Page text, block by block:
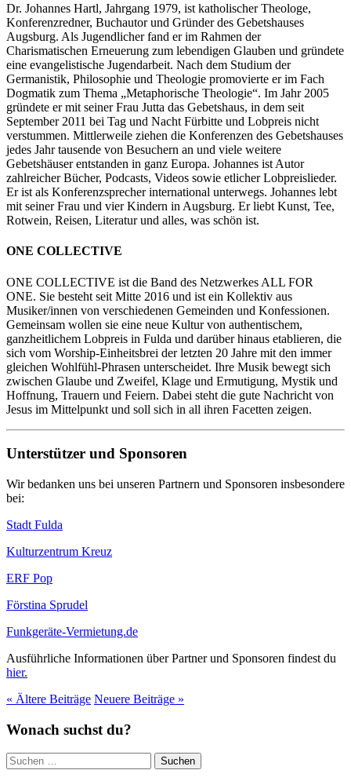
Dr. Johannes Hartl, Jahrgang 1979, ist katholischer Theologe,
Konferenzredner, Buchautor und Gründer des Gebetshauses
Augsburg. Als Jugendlicher fand er im Rahmen der
Charismatischen Erneuerung zum lebendigen Glauben und gründete
eine evangelistische Jugendarbeit. Nach dem Studium der
Germanistik, Philosophie und Theologie promovierte er im Fach
Dogmatik zum Thema „Metaphorische Theologie“. Im Jahr 2005
gründete er mit seiner Frau Jutta das Gebetshaus, in dem seit
September 2011 bei Tag und Nacht Fürbitte und Lobpreis nicht
verstummen. Mittlerweile ziehen die Konferenzen des Gebetshauses
jedes Jahr tausende von Besuchern an und viele weitere
Gebetshäuser entstanden in ganz Europa. Johannes ist Autor
zahlreicher Bücher, Podcasts, Videos sowie etlicher Lobpreislieder.
Er ist als Konferenzsprecher international unterwegs. Johannes lebt
mit seiner Frau und vier Kindern in Augsburg. Er liebt Kunst, Tee,
Rotwein, Reisen, Literatur und alles, was schön ist.
ONE COLLECTIVE
ONE COLLECTIVE ist die Band des Netzwerkes ALL FOR
ONE. Sie besteht seit Mitte 2016 und ist ein Kollektiv aus
Musiker/innen von verschiedenen Gemeinden und Konfessionen.
Gemeinsam wollen sie eine neue Kultur von authentischem,
ganzheitlichem Lobpreis in Fulda und darüber hinaus etablieren, die
sich vom Worship-Einheitsbrei der letzten 20 Jahre mit den immer
gleichen Wohlfühl-Phrasen unterscheidet. Ihre Musik bewegt sich
zwischen Glaube und Zweifel, Klage und Ermutigung, Mystik und
Hoffnung, Trauern und Feiern. Dabei steht die gute Nachricht von
Jesus im Mittelpunkt und soll sich in all ihren Facetten zeigen.
Unterstützer und Sponsoren
Wir bedanken uns bei unseren Partnern und Sponsoren insbesondere
bei:
Stadt Fulda
Kulturzentrum Kreuz
ERF Pop
Förstina Sprudel
Funkgeräte-Vermietung.de
Ausführliche Informationen über Partner und Sponsoren findest du
hier.
« Ältere Beiträge Neuere Beiträge »
Wonach suchst du?
Suchen
nach: